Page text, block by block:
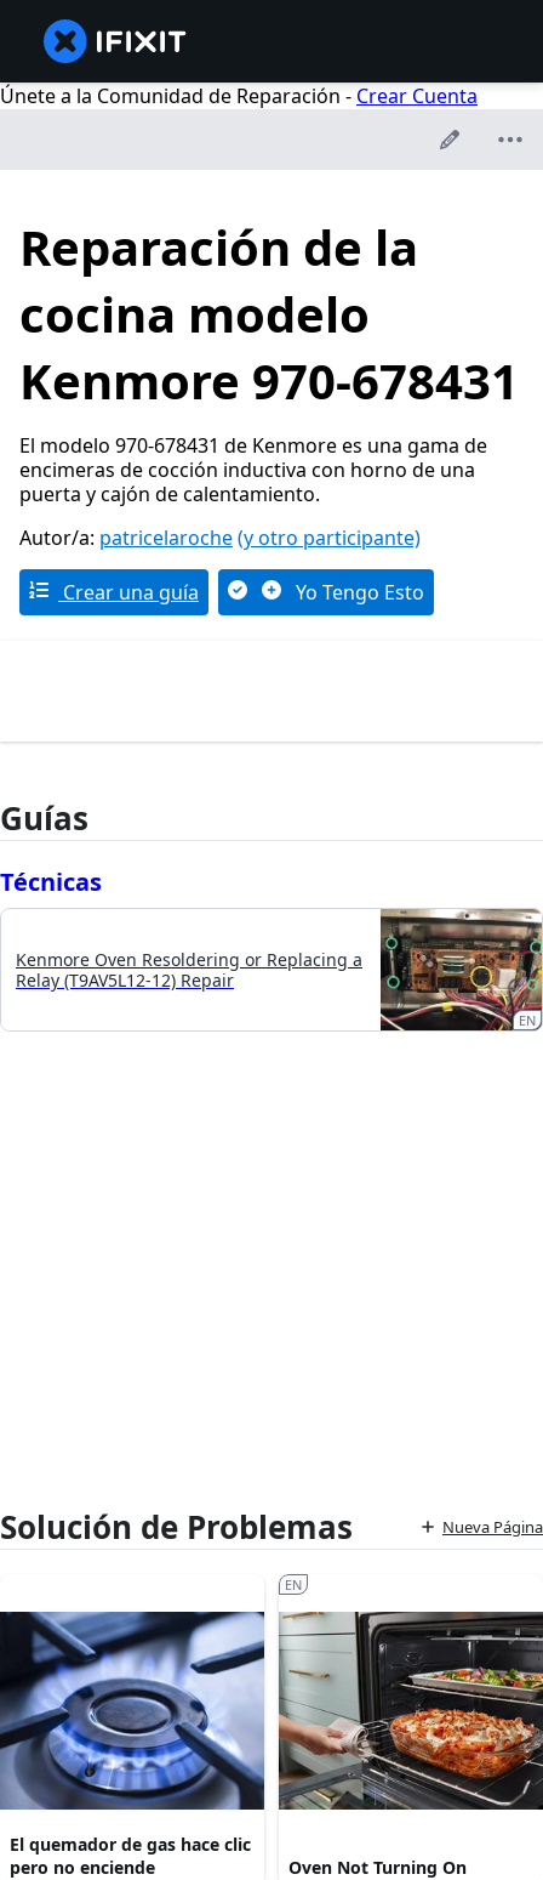
Únete a la Comunidad de Reparación - Crear Cuenta
Reparación de la
cocina modelo
Kenmore 970-678431
El modelo 970-678431 de Kenmore es una gama de
encimeras de cocción inductiva con horno de una
puerta y cajón de calentamiento.
Autor/a: patricelaroche(y otro participante)
Crear una guía Yo Tengo Esto
Guías
Técnicas
Kenmore Oven Resoldering or Replacing a
Relay (T9AV5L12-12) Repair
EN
Solución de Problemas Nueva Página
El quemador de gas hace clic
pero no enciende
Oven Not Turning On
EN